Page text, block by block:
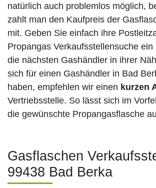
natürlich auch problemlos möglich,
zahlt man den Kaufpreis der
mit. Geben Sie einfach ihre
Propangas Verkaufsstellensuche
die nächsten Gashändler in ihrer
sich für einen Gashändler in Bad
haben, empfehlen wir einen kurzen
Vertriebsstelle. So lässt sich im
die gewünschte Propangasflasche
Gasflaschen
99438 Bad Berka